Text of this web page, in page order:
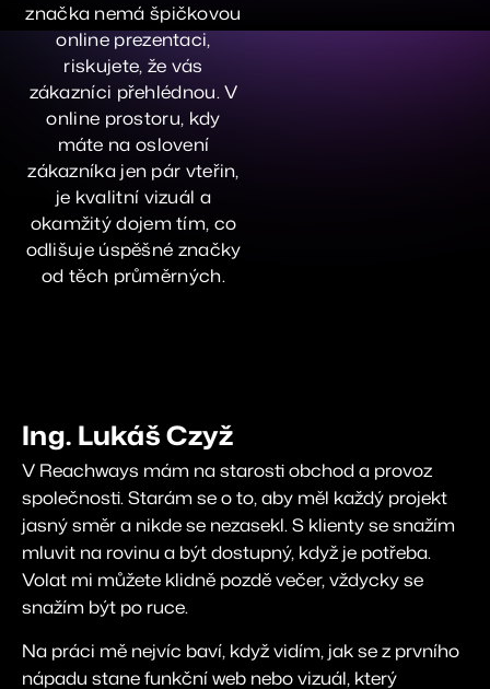
značka nemá špičkovou
online prezentaci,
riskujete, že vás
zákazníci přehlédnou. V
online prostoru, kdy
máte na oslovení
zákazníka jen pár vteřin,
je kvalitní vizuál a
okamžitý dojem tím, co
odlišuje úspěšné značky
od těch průměrných.
Ing. Lukáš Czyž
V Reachways mám na starosti obchod a provoz
společnosti. Starám se o to, aby měl každý projekt
jasný směr a nikde se nezasekl. S klienty se snažím
mluvit na rovinu a být dostupný, když je potřeba.
Volat mi můžete klidně pozdě večer, vždycky se
snažím být po ruce.
Na práci mě nejvíc baví, když vidím, jak se z prvního
nápadu stane funkční web nebo vizuál, který